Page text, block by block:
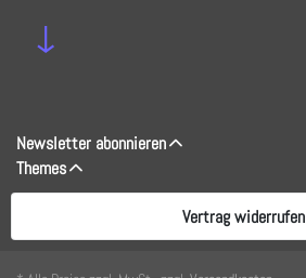
↓
Newsletter abonnieren
Themes
Vertrag widerrufen